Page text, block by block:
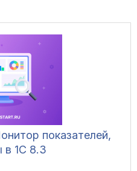
показателей,
1С 8.3